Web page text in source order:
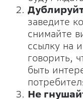
заведите
снимайте
ссылку на
говорить,
быть
Не